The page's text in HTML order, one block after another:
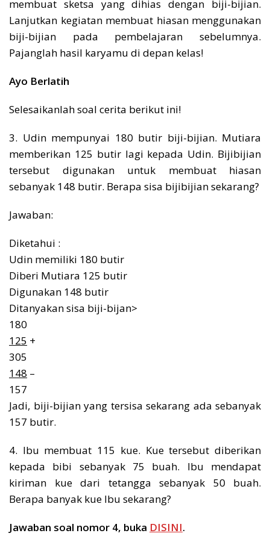
membuat sketsa yang dihias dengan biji-bijian.
Lanjutkan kegiatan membuat hiasan menggunakan
biji-bijian pada pembelajaran sebelumnya.
Pajanglah hasil karyamu di depan kelas!
Ayo Berlatih
Selesaikanlah soal cerita berikut ini!
3. Udin mempunyai 180 butir biji-bijian. Mutiara
memberikan 125 butir lagi kepada Udin. Bijibijian
tersebut digunakan untuk membuat hiasan
sebanyak 148 butir. Berapa sisa bijibijian sekarang?
Jawaban:
Diketahui :
Udin memiliki 180 butir
Diberi Mutiara 125 butir
Digunakan 148 butir
Ditanyakan sisa biji-bijan>
180
125 +
305
148 –
157
Jadi, biji-bijian yang tersisa sekarang ada sebanyak
157 butir.
4. Ibu membuat 115 kue. Kue tersebut diberikan
kepada bibi sebanyak 75 buah. Ibu mendapat
kiriman kue dari tetangga sebanyak 50 buah.
Berapa banyak kue Ibu sekarang?
Jawaban soal nomor 4, buka DISINI.